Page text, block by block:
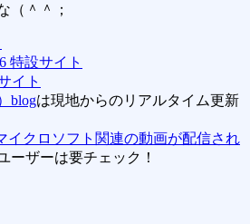
（＾＾；
特設サイト
イト
blogは現地からのリアルタイム更新
イクロソフト関連の動画が配信され
ーザーは要チェック！